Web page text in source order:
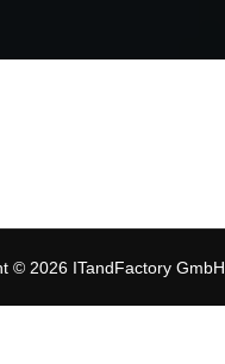
© 2026 ITandFactory GmbH